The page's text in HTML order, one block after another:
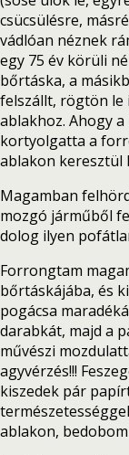
csücsülésre,
vádlóan néznek
egy 75 év körüli
bőrtáska, a
felszállt, rögtön le
ablakhoz. Ahogy
kortyolgatta a
ablakon keresztül
Magamban
mozgó járműből
dolog ilyen
Forrongtam
bőrtáskájába, és
pogácsa
darabkát, majd a
művészi
agyvérzés!!!
kiszedek pár
ablakon,